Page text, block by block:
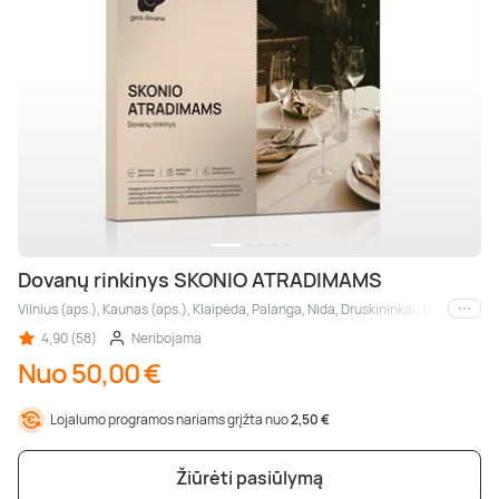
Poilsis dvaruose ir pilyse
Masažų kompleksai
Kitos vandens pramogos
Dovanų rinkinys SKONIO ATRADIMAMS
Vilnius (aps.), Kaunas (aps.), Klaipėda, Palanga, Nida, Druskininkai, Trakai,Kiti
4,90 (58)
Neribojama
Nuo 50,00 €
Lojalumo programos nariams grįžta nuo2,50 €
Žiūrėti pasiūlymą